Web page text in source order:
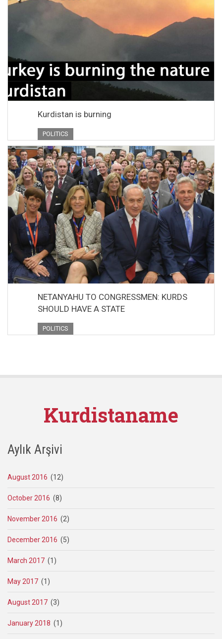
Kurdistan is burning
POLITICS
NETANYAHU TO CONGRESSMEN: KURDS
SHOULD HAVE A STATE
POLITICS
Kurdistaname
Aylık Arşivi
August 2016 (12)
October 2016 (8)
November 2016 (2)
December 2016 (5)
March 2017 (1)
May 2017 (1)
August 2017 (3)
January 2018 (1)